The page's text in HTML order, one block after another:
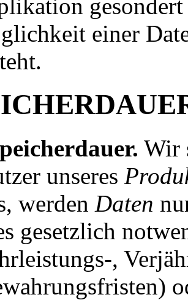
einer
Wir
unseres
werden Daten
gesetzlich
,